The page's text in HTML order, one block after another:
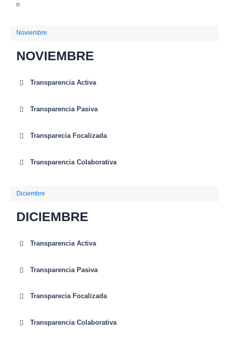
n
Noviembre
NOVIEMBRE
Transparencia Activa
Transparencia Pasiva
Transparecia Focalizada
Transparencia Colaborativa
Diciembre
DICIEMBRE
Transparencia Activa
Transparencia Pasiva
Transparecia Focalizada
Transparencia Colaborativa